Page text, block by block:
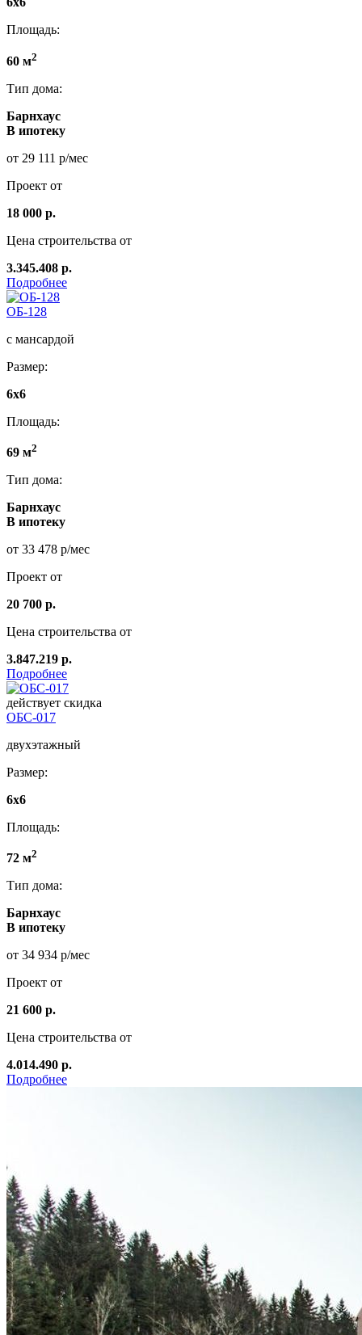
Площадь:
60 м2
Тип дома:
Барнхаус
В ипотеку
от 29 111 р/мес
Проект от
18 000 р.
Цена строительства от
3.345.408 р.
Подробнее
ОБ-128
с мансардой
Размер:
6x6
Площадь:
69 м2
Тип дома:
Барнхаус
В ипотеку
от 33 478 р/мес
Проект от
20 700 р.
Цена строительства от
3.847.219 р.
Подробнее
действует скидка
ОБС-017
двухэтажный
Размер:
6х6
Площадь:
72 м2
Тип дома:
Барнхаус
В ипотеку
от 34 934 р/мес
Проект от
21 600 р.
Цена строительства от
4.014.490 р.
Подробнее